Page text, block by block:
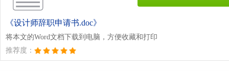
《设计师辞职申请书.doc》
将本文的Word文档下载到电脑，方便收藏和打印
推荐度：